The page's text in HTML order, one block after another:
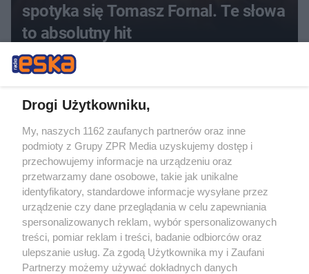
spotyka się Tomasz Fornal. Te słowa
to absolutny hit
PIŁKA NOŻNA
Przyszłość Lionela Messiego w
kadrze. Kiedy gwiazdor zakończy
karierę?
Drogi Użytkowniku,
My, naszych 1162 zaufanych partnerów oraz inne
podmioty z Grupy ZPR Media uzyskujemy dostęp i
przechowujemy informacje na urządzeniu oraz
przetwarzamy dane osobowe, takie jak unikalne
identyfikatory, standardowe informacje wysyłane przez
urządzenie czy dane przeglądania w celu zapewniania
spersonalizowanych reklam, wybór spersonalizowanych
treści, pomiar reklam i treści, badanie odbiorców oraz
ulepszanie usług. Za zgodą Użytkownika my i Zaufani
Partnerzy możemy używać dokładnych danych